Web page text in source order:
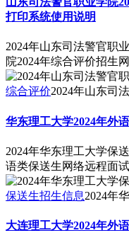
打印系统使用说明
2024年山东司法警官职
院2024年综合评价招生
综合评价2024年山东司
华东理工大学2024年外
2024年华东理工大学保
语类保送生网络远程面
保送生招生信息2024年
大连理工大学2024年外